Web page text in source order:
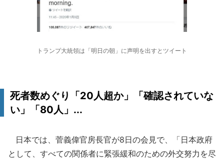
トランプ大統領は「明日の朝」に声明を出すとツイート
死者数めぐり「20人超か」「確認されていな
い」「80人」...
日本では、菅義偉官房長官が8日の会見で、「日本政府
として、すべての関係者に緊張緩和のための外交努力を尽